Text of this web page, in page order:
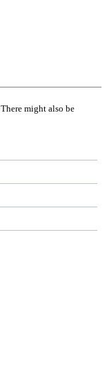
. There might also be